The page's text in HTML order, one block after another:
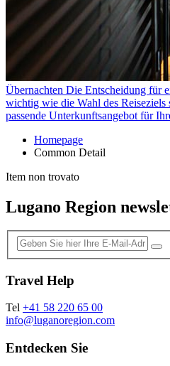
Übernachten Die Entscheidung für
wichtig wie die Wahl des Reiseziels
passende Unterkunftsangebot für
Homepage
Common Detail
Item non trovato
Lugano Region
Travel Help
Tel +41 58 220 65 00
info@luganoregion.com
Entdecken Sie